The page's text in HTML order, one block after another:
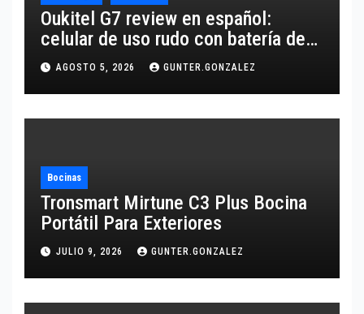
Oukitel G7 review en español:
celular de uso rudo con batería de
10,600 mAh
AGOSTO 5, 2026 GUNTER.GONZALEZ
Bocinas
Tronsmart Mirtune C3 Plus Bocina
Portátil Para Exteriores
JULIO 9, 2026 GUNTER.GONZALEZ